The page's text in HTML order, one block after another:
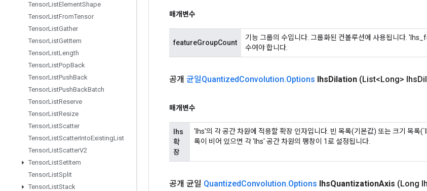
TensorListElementShape
TensorListFromTensor
TensorListGather
TensorListGetItem
TensorListLength
TensorListPopBack
TensorListPushBack
TensorListPushBackBatch
TensorListReserve
TensorListResize
TensorListScatter
TensorListScatterIntoExistingList
TensorListScatterV2
TensorListSetItem
TensorListSplit
TensorListStack
매개변수
featureGroupCount
기능 그룹의 수입니다. 그룹화된 컨볼루션에 사용됩니다.
수여야 합니다.
공개 균일QuantizedConvolution.Options lhsDilation (List<Long> lhs
매개변수
lhs
확
장
'lhs'의 각 공간 차원에 적용할 확장 인자입니다. 빈 목록(기본값) 또는 크기 목록
록이 비어 있으면 각 'lhs' 공간 차원의 팽창이 1로 설정됩니다.
공개 균일 QuantizedConvolution.Options lhsQuantizationAxis (Long